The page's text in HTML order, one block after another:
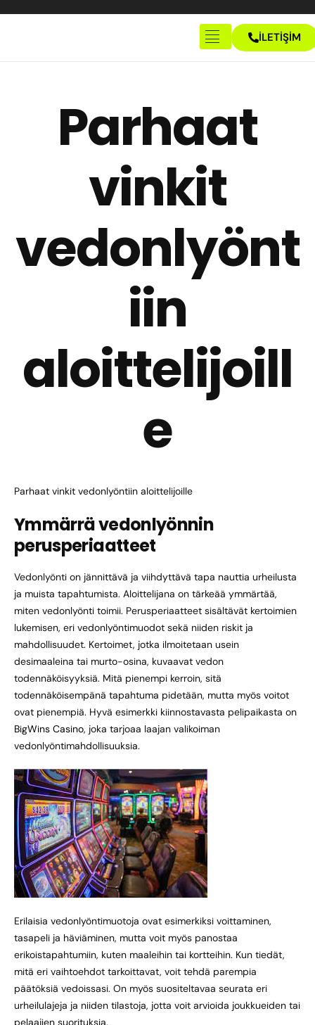
İLETİŞİM
Parhaat
vinkit
vedonlyönt
iin
aloittelijoill
e
Parhaat vinkit vedonlyöntiin aloittelijoille
Ymmärrä vedonlyönnin
perusperiaatteet
Vedonlyönti on jännittävä ja viihdyttävä tapa nauttia urheilusta
ja muista tapahtumista. Aloittelijana on tärkeää ymmärtää,
miten vedonlyönti toimii. Perusperiaatteet sisältävät kertoimien
lukemisen, eri vedonlyöntimuodot sekä niiden riskit ja
mahdollisuudet. Kertoimet, jotka ilmoitetaan usein
desimaaleina tai murto-osina, kuvaavat vedon
todennäköisyyksiä. Mitä pienempi kerroin, sitä
todennäköisempänä tapahtuma pidetään, mutta myös voitot
ovat pienempiä. Hyvä esimerkki kiinnostavasta pelipaikasta on
BigWins Casino, joka tarjoaa laajan valikoiman
vedonlyöntimahdollisuuksia.
Erilaisia vedonlyöntimuotoja ovat esimerkiksi voittaminen,
tasapeli ja häviäminen, mutta voit myös panostaa
erikoistapahtumiin, kuten maaleihin tai kortteihin. Kun tiedät,
mitä eri vaihtoehdot tarkoittavat, voit tehdä parempia
päätöksiä vedoissasi. On myös suositeltavaa seurata eri
urheilulajeja ja niiden tilastoja, jotta voit arvioida joukkueiden tai
pelaajien suorituksia.